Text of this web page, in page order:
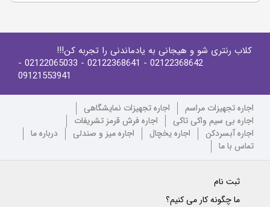
کلاب رنتری شو و هیجانی به یادماندنی را تجربه کن!!!
02122368642
- 02122368641
- 02122065033
-
09121553941
اجاره تجهیزات مراسم
اجاره تجهیزات نمایشگاهی
اجاره بی سیم واکی تاکی
اجاره فرش قرمز تشریفات
اجاره آبسردکن
اجاره یخچال اجاره میز و صندلی
درباره ما
تماس با ما
ثبت نام
ما چگونه کار می کنیم؟